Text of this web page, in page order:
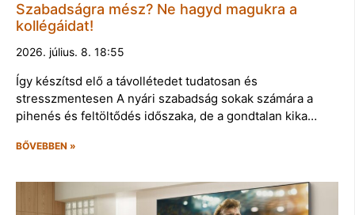
Szabadságra mész? Ne hagyd magukra a
kollégáidat!
2026. július. 8. 18:55
Így készítsd elő a távollétedet tudatosan és
stresszmentesen A nyári szabadság sokak számára a
pihenés és feltöltődés időszaka, de a gondtalan kika…
BŐVEBBEN »